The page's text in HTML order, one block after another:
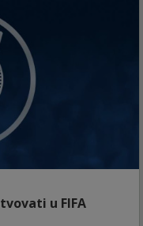
u FIFA